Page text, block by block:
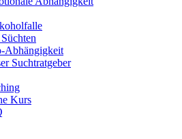
Abhängigkeit
Suchtratgeber
Kurs